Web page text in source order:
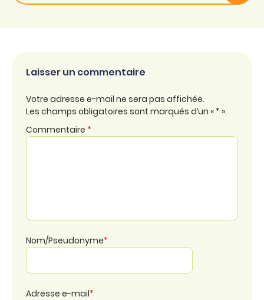
Laisser un commentaire
Votre adresse e-mail ne sera pas affichée.
Les champs obligatoires sont marqués d’un « * ».
Commentaire *
Nom/Pseudonyme*
Adresse e-mail*